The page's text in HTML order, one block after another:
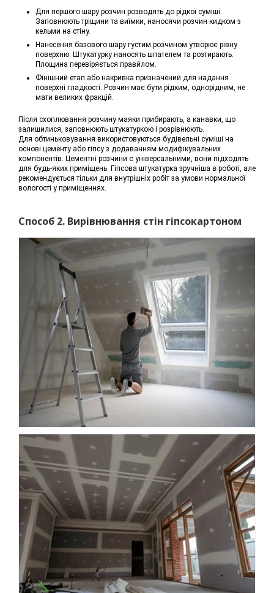
Для першого шару розчин розводять до рідкої суміші.
Заповнюють тріщини та виїмки, наносячи розчин кидком з
кельми на стіну.
Нанесення базового шару густим розчином утворює рівну
поверхню. Штукатурку наносять шпателем та розтирають.
Площина перевіряється прави́лом.
Фінішний етап або накривка призначений для надання
поверхні гладкості. Розчин має бути рідким, однорідним, не
мати великих фракцій.
Після схоплювання розчину маяки прибирають, а канавки, що
залишилися, заповнюють штукатуркою і розрівнюють.
Для обтиньковування використовуються будівельні суміші на
основі цементу або гіпсу з додаванням модифікувальних
компонентів. Цементні розчини є універсальними, вони підходять
для будь-яких приміщень. Гіпсова штукатурка зручніша в роботі, але
рекомендується тільки для внутрішніх робіт за умови нормальної
вологості у приміщеннях.
Способ 2. Вирівнювання стін гіпсокартоном